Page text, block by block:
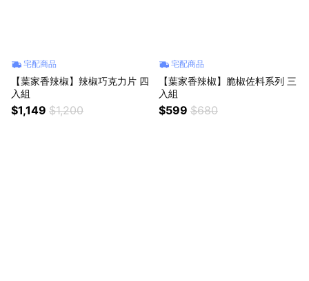
宅配商品
【葉家香辣椒】辣椒巧克力片 四
入組
$1,149 $1,200
宅配商品
【葉家香辣椒】脆椒佐料系列 三
入組
$599 $680